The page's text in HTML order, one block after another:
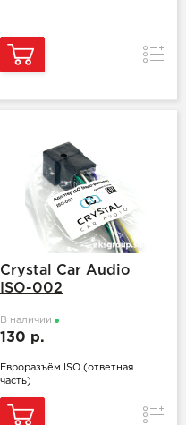
Crystal Car Audio
ISO-002
В наличии
130 р.
Евроразъём ISO (ответная
часть)